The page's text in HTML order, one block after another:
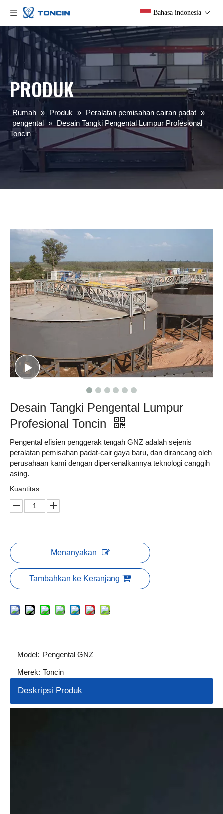
Bahasa indonesia
PRODUK
Rumah » Produk » Peralatan pemisahan cairan padat »
pengental » Desain Tangki Pengental Lumpur Profesional
Toncin
Desain Tangki Pengental Lumpur
Profesional Toncin
Pengental efisien penggerak tengah GNZ adalah sejenis
peralatan pemisahan padat-cair gaya baru, dan dirancang oleh
perusahaan kami dengan diperkenalkannya teknologi canggih
asing.
Kuantitas:
Menanyakan
Tambahkan ke Keranjang
Model: Pengental GNZ
Merek: Toncin
Deskripsi Produk